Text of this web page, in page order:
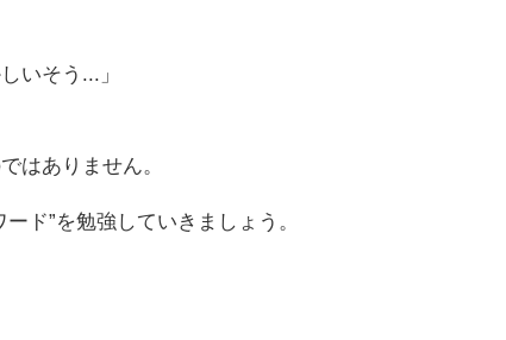
いそう...」
はありません。
ド”を勉強していきましょう。